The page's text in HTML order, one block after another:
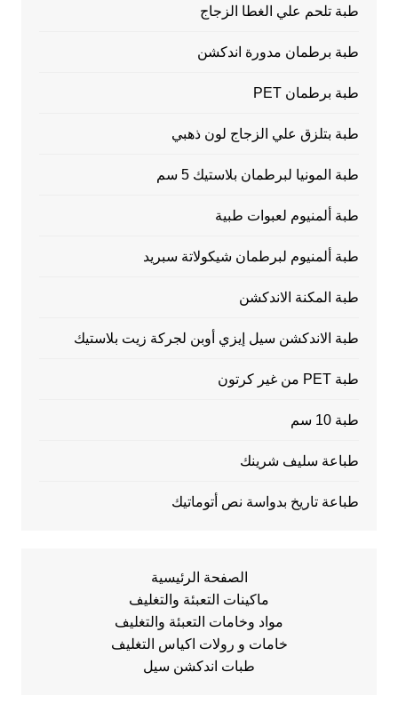
طبة تلحم علي الغطا الزجاج
طبة برطمان مدورة اندكشن
طبة برطمان PET
طبة بتلزق علي الزجاج لون ذهبي
طبة المونيا لبرطمان بلاستيك 5 سم
طبة ألمنيوم لعبوات طبية
طبة ألمنيوم لبرطمان شيكولاتة سبريد
طبة المكنة الاندكشن
طبة الاندكشن سيل إيزي أوبن لجركة زيت بلاستيك
طبة PET من غير كرتون
طبة 10 سم
طباعة سليف شرينك
طباعة تاريخ بدواسة نص أتوماتيك
الصفحة الرئيسية
ماكينات التعبئة والتغليف
مواد وخامات التعبئة والتغليف
خامات و رولات اكياس التغليف
طبات اندكشن سيل